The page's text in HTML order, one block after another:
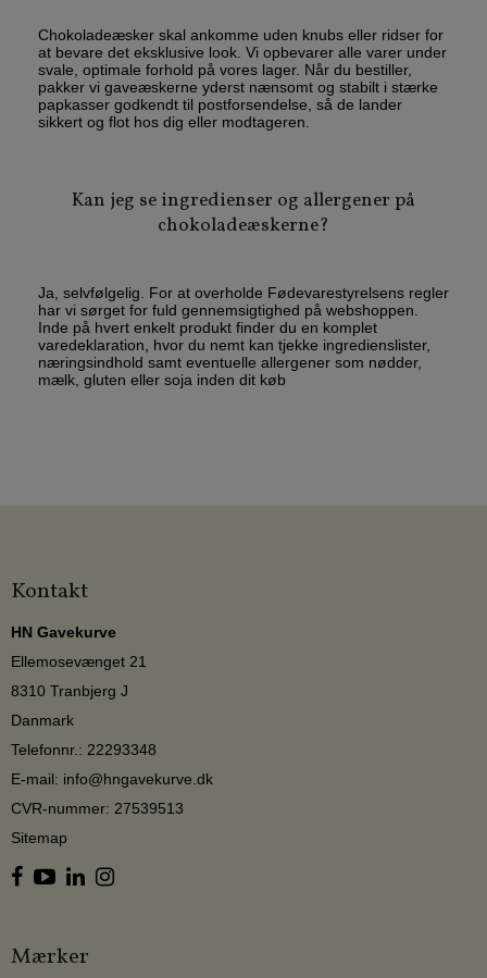
Chokoladeæsker skal ankomme uden knubs eller ridser for
at bevare det eksklusive look. Vi opbevarer alle varer under
svale, optimale forhold på vores lager. Når du bestiller,
pakker vi gaveæskerne yderst nænsomt og stabilt i stærke
papkasser godkendt til postforsendelse, så de lander
sikkert og flot hos dig eller modtageren.
Kan jeg se ingredienser og allergener på
chokoladeæskerne?
Ja, selvfølgelig. For at overholde Fødevarestyrelsens regler
har vi sørget for fuld gennemsigtighed på webshoppen.
Inde på hvert enkelt produkt finder du en komplet
varedeklaration, hvor du nemt kan tjekke ingredienslister,
næringsindhold samt eventuelle allergener som nødder,
mælk, gluten eller soja inden dit køb
Kontakt
HN Gavekurve
Ellemosevænget 21
8310 Tranbjerg J
Danmark
Telefonnr. : 22293348
E-mail: info@hngavekurve.dk
CVR-nummer: 27539513
Sitemap
Mærker